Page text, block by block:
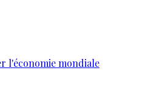
l'économie mondiale